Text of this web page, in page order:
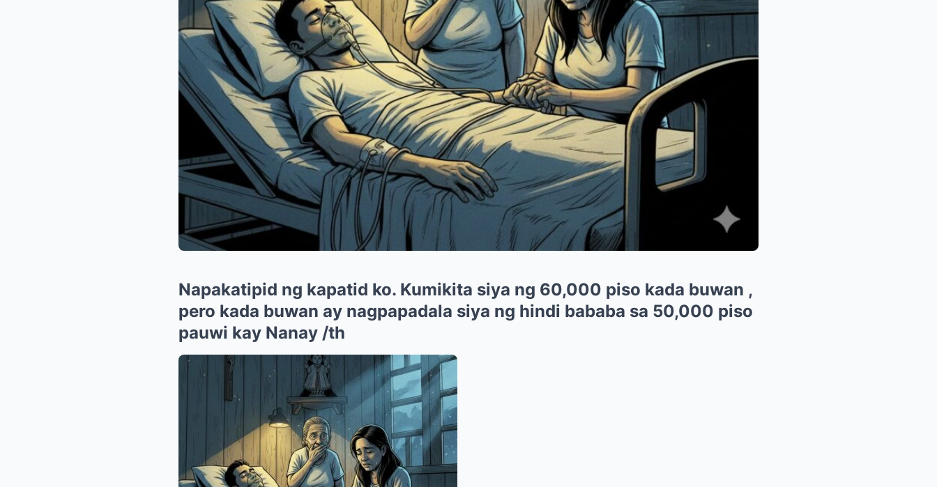
Napakatipid ng kapatid ko. Kumikita siya ng 60,000 piso kada buwan ,
pero kada buwan ay nagpapadala siya ng hindi bababa sa 50,000 piso
pauwi kay Nanay /th